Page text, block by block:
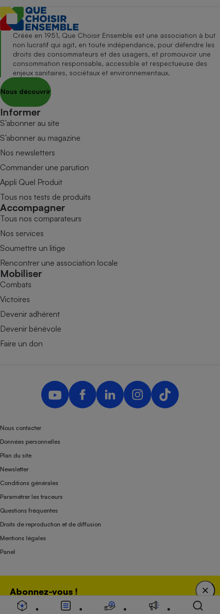
Abonnez-vous !
Bénéficiez d'une expertise unique tout en soutenant
Créée en 1951, Que Choisir Ensemble est une association à but
non lucratif qui agit, en toute indépendance, pour défendre les
droits des consommateurs et des usagers, et promouvoir une
consommation responsable, accessible et respectueuse des
enjeux sanitaires, sociétaux et environnementaux.
Nous découvrir
Informer
S’abonner au site
S’abonner au magazine
Nos newsletters
Commander une parution
Appli Quel Produit
Tous nos tests de produits
Accompagner
Tous nos comparateurs
Nos services
Soumettre un litige
Rencontrer une association locale
Mobiliser
Combats
Victoires
Devenir adhérent
Devenir bénévole
Faire un don
Nous contacter
Données personnelles
Plan du site
Newsletter
Conditions générales
Paramétrer les traceurs
Questions fréquentes
Droits de reproduction et de diffusion
Mentions légales
Panel
Association indépendante de l’État, des syndicats, des producteurs et des
distributeurs depuis 1951.